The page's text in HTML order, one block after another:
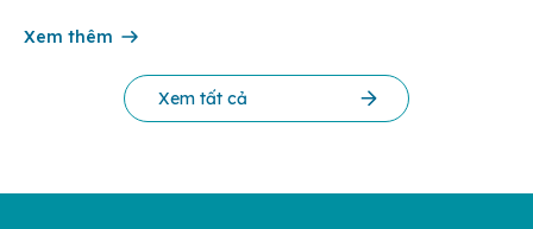
cứu Phát triển Doanh nghiệp Châu Á […]
Xem thêm
Xem tất cả